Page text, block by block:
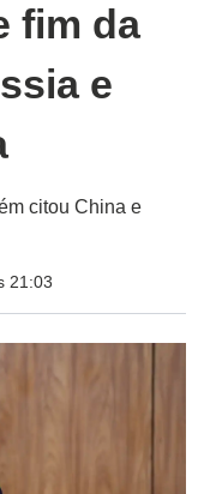
fim da
e
citou China e
21:03